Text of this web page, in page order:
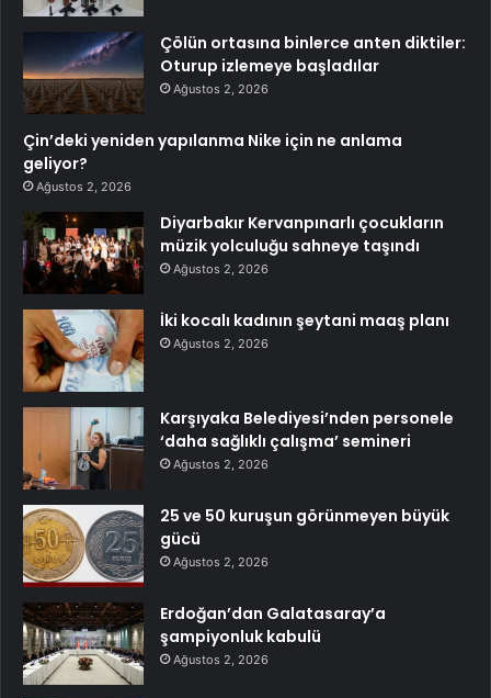
Çölün ortasına binlerce anten diktiler:
Oturup izlemeye başladılar
Ağustos 2, 2026
Çin’deki yeniden yapılanma Nike için ne anlama
geliyor?
Ağustos 2, 2026
Diyarbakır Kervanpınarlı çocukların
müzik yolculuğu sahneye taşındı
Ağustos 2, 2026
İki kocalı kadının şeytani maaş planı
Ağustos 2, 2026
Karşıyaka Belediyesi’nden personele
‘daha sağlıklı çalışma’ semineri
Ağustos 2, 2026
25 ve 50 kuruşun görünmeyen büyük
gücü
Ağustos 2, 2026
Erdoğan’dan Galatasaray’a
şampiyonluk kabulü
Ağustos 2, 2026